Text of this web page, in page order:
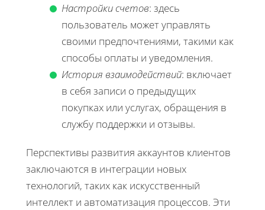
Настройки счетов: здесь
пользователь может управлять
своими предпочтениями, такими как
способы оплаты и уведомления.
История взаимодействий: включает
в себя записи о предыдущих
покупках или услугах, обращения в
службу поддержки и отзывы.
Перспективы развития аккаунтов клиентов
заключаются в интеграции новых
технологий, таких как искусственный
интеллект и автоматизация процессов. Эти